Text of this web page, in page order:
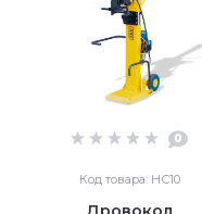
0
Код товара: НС10